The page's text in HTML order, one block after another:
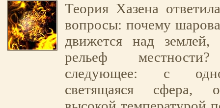
Теория Хазена
вопросы: почему
движется над землей,
рельеф
следующее: с
светящаяся сфера,